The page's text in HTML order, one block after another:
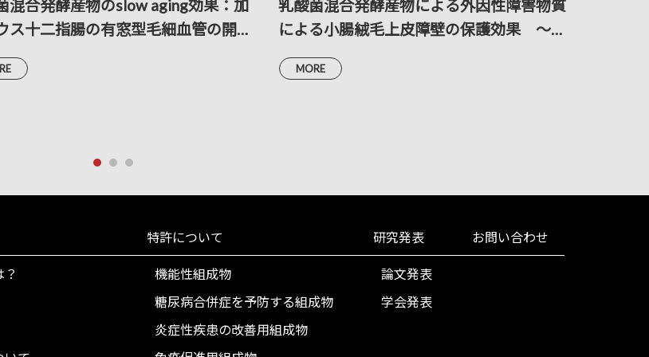
混合発酵産物のslow aging効果：加
ス十二指腸の有窓型毛細血管の開窓
像計測分析による考察
乳酸菌混合発酵産物による外因性障害物質
による小腸絨毛上皮障壁の保護効果 ～走
査および透過電子顕微鏡による解析～
MORE
特許について
機能性組成物
糖尿病合併症を予防する組成物
炎症性疾患の改善用組成物
研究発表
論文発表
学会発表
お問い合わせ